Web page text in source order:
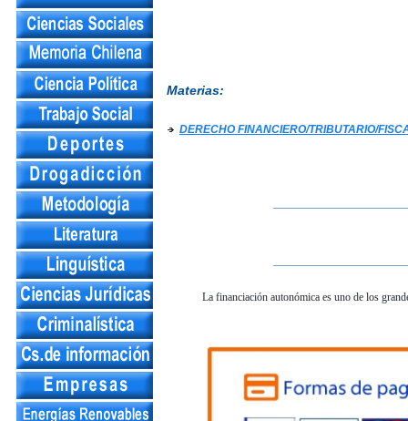
Materias:
DERECHO FINANCIERO/TRIBUTARIO/
La financiación autonómica es uno de los